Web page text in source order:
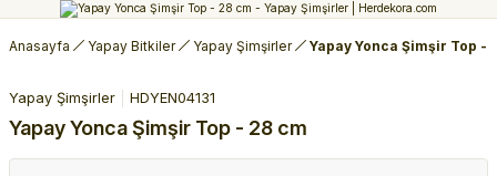
Anasayfa Yapay Bitkiler Yapay Şimşirler Yapay Yonca Şimşir Top -
Yapay Şimşirler HDYEN04131
Yapay Yonca Şimşir Top - 28 cm